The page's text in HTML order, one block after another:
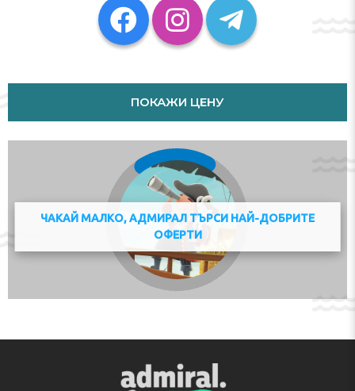
Amsterdam north center.
Managed by a private host
Check-in 14:00 - 22:00
Netherlands
ПОКАЖИ ЦЕНУ
ЧАКАЙ МАЛКО, АДМИРАЛ ТЪРСИ НАЙ-ДОБРИТЕ
ОФЕРТИ